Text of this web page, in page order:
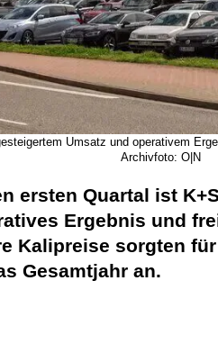
Umsatz und operativem
Archivfoto: O|N
ersten Quartal ist
Ergebnis und
Kalipreise sorgten
Gesamtjahr an.